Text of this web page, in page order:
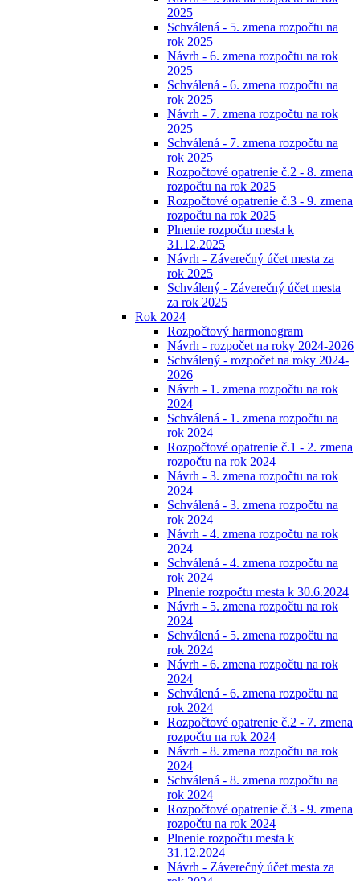
2025
Schválená - 5. zmena rozpočtu na
rok 2025
Návrh - 6. zmena rozpočtu na rok
2025
Schválená - 6. zmena rozpočtu na
rok 2025
Návrh - 7. zmena rozpočtu na rok
2025
Schválená - 7. zmena rozpočtu na
rok 2025
Rozpočtové opatrenie č.2 - 8. zmena
rozpočtu na rok 2025
Rozpočtové opatrenie č.3 - 9. zmena
rozpočtu na rok 2025
Plnenie rozpočtu mesta k
31.12.2025
Návrh - Záverečný účet mesta za
rok 2025
Schválený - Záverečný účet mesta
za rok 2025
Rok 2024
Rozpočtový harmonogram
Návrh - rozpočet na roky 2024-2026
Schválený - rozpočet na roky 2024-
2026
Návrh - 1. zmena rozpočtu na rok
2024
Schválená - 1. zmena rozpočtu na
rok 2024
Rozpočtové opatrenie č.1 - 2. zmena
rozpočtu na rok 2024
Návrh - 3. zmena rozpočtu na rok
2024
Schválená - 3. zmena rozpočtu na
rok 2024
Návrh - 4. zmena rozpočtu na rok
2024
Schválená - 4. zmena rozpočtu na
rok 2024
Plnenie rozpočtu mesta k 30.6.2024
Návrh - 5. zmena rozpočtu na rok
2024
Schválená - 5. zmena rozpočtu na
rok 2024
Návrh - 6. zmena rozpočtu na rok
2024
Schválená - 6. zmena rozpočtu na
rok 2024
Rozpočtové opatrenie č.2 - 7. zmena
rozpočtu na rok 2024
Návrh - 8. zmena rozpočtu na rok
2024
Schválená - 8. zmena rozpočtu na
rok 2024
Rozpočtové opatrenie č.3 - 9. zmena
rozpočtu na rok 2024
Plnenie rozpočtu mesta k
31.12.2024
Návrh - Záverečný účet mesta za